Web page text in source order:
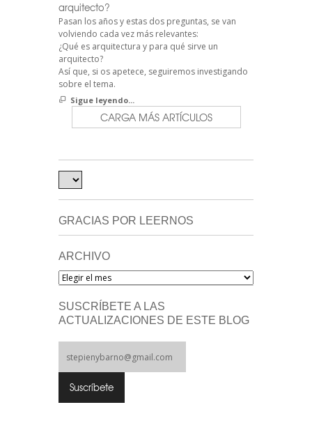
arquitecto?
Pasan los años y estas dos preguntas, se van
volviendo cada vez más relevantes:
¿Qué es arquitectura y para qué sirve un
arquitecto?
Así que, si os apetece, seguiremos investigando
sobre el tema.
Sigue leyendo...
CARGA MÁS ARTÍCULOS
GRACIAS POR LEERNOS
ARCHIVO
Archivo
SUSCRÍBETE A LAS
ACTUALIZACIONES DE ESTE BLOG